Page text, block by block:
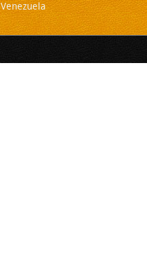
Venezuela